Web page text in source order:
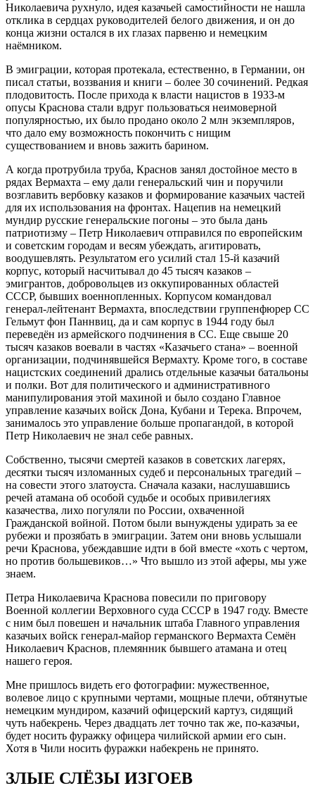
Николаевича рухнуло, идея казачьей самостийности не нашла
отклика в сердцах руководителей белого движения, и он до
конца жизни остался в их глазах парвеню и немецким
наёмником.
В эмиграции, которая протекала, естественно, в Германии, он
писал статьи, воззвания и книги – более 30 сочинений. Редкая
плодовитость. После прихода к власти нацистов в 1933-м
опусы Краснова стали вдруг пользоваться неимоверной
популярностью, их было продано около 2 млн экземпляров,
что дало ему возможность покончить с нищим
существованием и вновь зажить барином.
А когда протрубила труба, Краснов занял достойное место в
рядах Вермахта – ему дали генеральский чин и поручили
возглавить вербовку казаков и формирование казачьих частей
для их использования на фронтах. Нацепив на немецкий
мундир русские генеральские погоны – это была дань
патриотизму – Петр Николаевич отправился по европейским
и советским городам и весям убеждать, агитировать,
воодушевлять. Результатом его усилий стал 15-й казачий
корпус, который насчитывал до 45 тысяч казаков –
эмигрантов, добровольцев из оккупированных областей
СССР, бывших военнопленных. Корпусом командовал
генерал-лейтенант Вермахта, впоследствии группенфюрер СС
Гельмут фон Паннвиц, да и сам корпус в 1944 году был
переведён из армейского подчинения в СС. Еще свыше 20
тысяч казаков воевали в частях «Казачьего стана» – военной
организации, подчинявшейся Вермахту. Кроме того, в составе
нацистских соединений дрались отдельные казачьи батальоны
и полки. Вот для политического и административного
манипулирования этой махиной и было создано Главное
управление казачьих войск Дона, Кубани и Терека. Впрочем,
занималось это управление больше пропагандой, в которой
Петр Николаевич не знал себе равных.
Собственно, тысячи смертей казаков в советских лагерях,
десятки тысяч изломанных судеб и персональных трагедий –
на совести этого златоуста. Сначала казаки, наслушавшись
речей атамана об особой судьбе и особых привилегиях
казачества, лихо погуляли по России, охваченной
Гражданской войной. Потом были вынуждены удирать за ее
рубежи и прозябать в эмиграции. Затем они вновь услышали
речи Краснова, убеждавшие идти в бой вместе «хоть с чертом,
но против большевиков…» Что вышло из этой аферы, мы уже
знаем.
Петра Николаевича Краснова повесили по приговору
Военной коллегии Верховного суда СССР в 1947 году. Вместе
с ним был повешен и начальник штаба Главного управления
казачьих войск генерал-майор германского Вермахта Семён
Николаевич Краснов, племянник бывшего атамана и отец
нашего героя.
Мне пришлось видеть его фотографии: мужественное,
волевое лицо с крупными чертами, мощные плечи, обтянутые
немецким мундиром, казачий офицерский картуз, сидящий
чуть набекрень. Через двадцать лет точно так же, по-казачьи,
будет носить фуражку офицера чилийской армии его сын.
Хотя в Чили носить фуражки набекрень не принято.
ЗЛЫЕ СЛЁЗЫ ИЗГОЕВ